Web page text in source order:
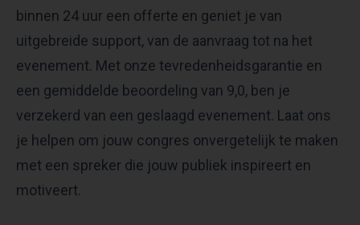
binnen 24 uur een offerte en geniet je van
uitgebreide support, van de aanvraag tot na het
evenement. Met onze tevredenheidsgarantie en
een gemiddelde beoordeling van 9,0, ben je
verzekerd van een geslaagd evenement. Laat ons
je helpen om jouw congres onvergetelijk te maken
met een spreker die jouw publiek inspireert en
motiveert.